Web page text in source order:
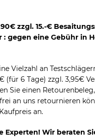
zzgl. 15.-€
gegen eine Gebühr in
Vielzahl an
(für 6 Tage) zzgl. 3,95€
Sie einen
an uns retournieren
an.
Experten! Wir beraten